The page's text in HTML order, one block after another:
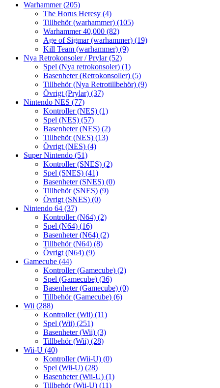
Warhammer(205)
The Horus Heresy (4)
Tillbehör (warhammer) (105)
Warhammer 40,000 (82)
Age of Sigmar (warhammer) (19)
Kill Team (warhammer) (9)
Nya Retrokonsoler / Prylar(52)
Spel (Nya retrokonsoler) (1)
Basenheter (Retrokonsoller) (5)
Tillbehör (Nya Retrotillbehör) (9)
Övrigt (Prylar) (37)
Nintendo NES (77)
Kontroller (NES) (1)
Spel (NES) (57)
Basenheter (NES) (2)
Tillbehör (NES) (13)
Övrigt (NES) (4)
Super Nintendo (51)
Kontroller (SNES) (2)
Spel (SNES) (41)
Basenheter (SNES) (0)
Tillbehör (SNES) (9)
Övrigt (SNES) (0)
Nintendo 64 (37)
Kontroller (N64) (2)
Spel (N64) (16)
Basenheter (N64) (2)
Tillbehör (N64) (8)
Övrigt (N64) (9)
Gamecube (44)
Kontroller (Gamecube) (2)
Spel (Gamecube) (36)
Basenheter (Gamecube) (0)
Tillbehör (Gamecube) (6)
Wii (288)
Kontroller (Wii) (11)
Spel (Wii) (251)
Basenheter (Wii) (3)
Tillbehör (Wii) (28)
Wii-U (40)
Kontroller (Wii-U) (0)
Spel (Wii-U) (28)
Basenheter (Wii-U) (1)
Tillbehör (Wii-U) (11)